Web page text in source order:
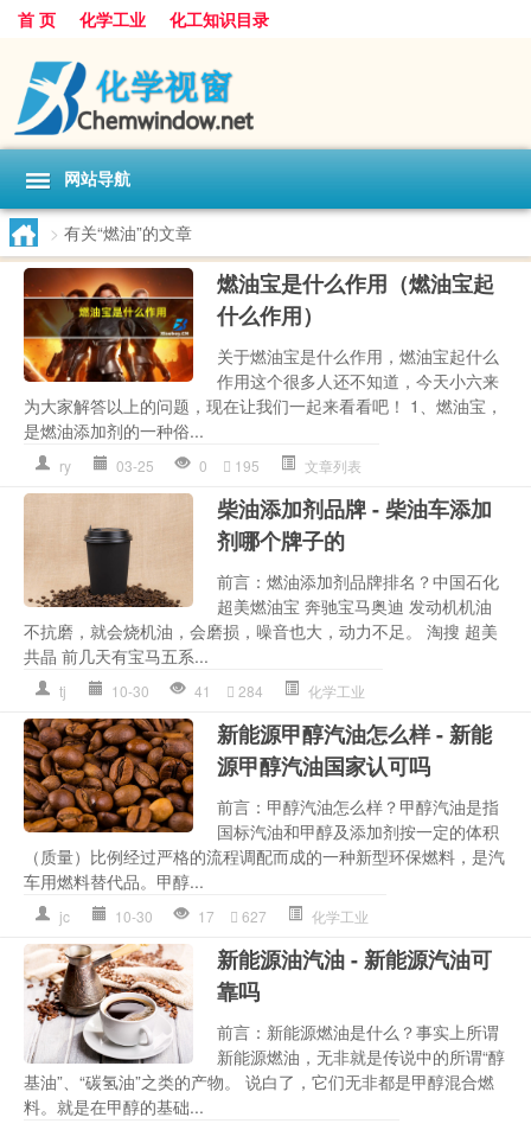
首 页 化学工业 化工知识目录
网站导航
> 有关“燃油”的文章
燃油宝是什么作用（燃油宝起
什么作用）
关于燃油宝是什么作用，燃油宝起什么
作用这个很多人还不知道，今天小六来
为大家解答以上的问题，现在让我们一起来看看吧！ 1、燃油宝，
是燃油添加剂的一种俗...
ry 03-25 0 195 文章列表
柴油添加剂品牌 - 柴油车添加
剂哪个牌子的
前言：燃油添加剂品牌排名？中国石化
超美燃油宝 奔驰宝马奥迪 发动机机油
不抗磨，就会烧机油，会磨损，噪音也大，动力不足。 淘搜 超美
共晶 前几天有宝马五系...
tj 10-30 41 284 化学工业
新能源甲醇汽油怎么样 - 新能
源甲醇汽油国家认可吗
前言：甲醇汽油怎么样？甲醇汽油是指
国标汽油和甲醇及添加剂按一定的体积
（质量）比例经过严格的流程调配而成的一种新型环保燃料，是汽
车用燃料替代品。甲醇...
jc 10-30 17 627 化学工业
新能源油汽油 - 新能源汽油可
靠吗
前言：新能源燃油是什么？事实上所谓
新能源燃油，无非就是传说中的所谓“醇
基油”、“碳氢油”之类的产物。 说白了，它们无非都是甲醇混合燃
料。就是在甲醇的基础...